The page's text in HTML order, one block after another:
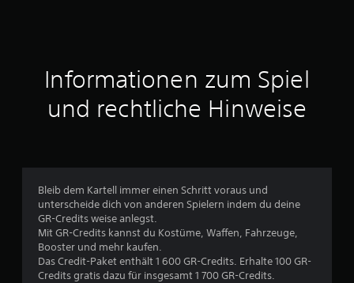
u
s
0
B
e
Informationen zum Spiel
und rechtliche Hinweise
Bleib dem Kartell immer einen Schritt voraus und
unterscheide dich von anderen Spielern indem du deine
GR-Credits weise anlegst.
Mit GR-Credits kannst du Kostüme, Waffen, Fahrzeuge,
Booster und mehr kaufen.
Das Credit-Paket enthält 1 600 GR-Credits. Erhalte 100 GR-
Credits gratis dazu für insgesamt 1 700 GR-Credits.